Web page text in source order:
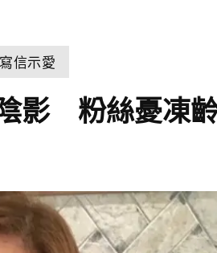
信示愛
影 粉絲憂凍